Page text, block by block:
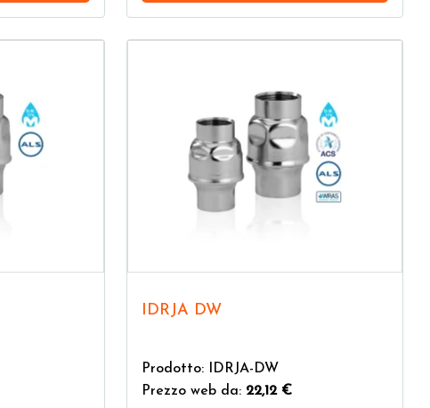
IDRJA DW
Prodotto: IDRJA-DW
Prezzo web da: 22,12 €